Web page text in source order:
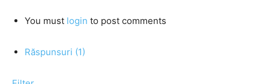
You must login to post comments
Răspunsuri (1)